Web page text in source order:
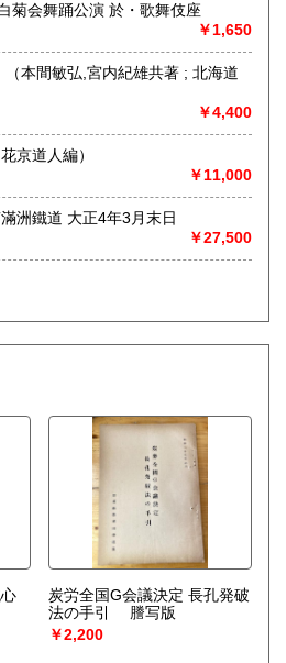
いたします●
受け付けます。お名前、ご住所、
問い合わせください●
会舞踊公演 於・歌舞伎座
￥1,650
￥4,400
天皇御事跡考資料 （花京道人編）
￥11,000
洲鐵道 大正4年3月末日
￥27,500
炭労全国G会議決定 長孔発破
法の手引 謄写版
￥2,200